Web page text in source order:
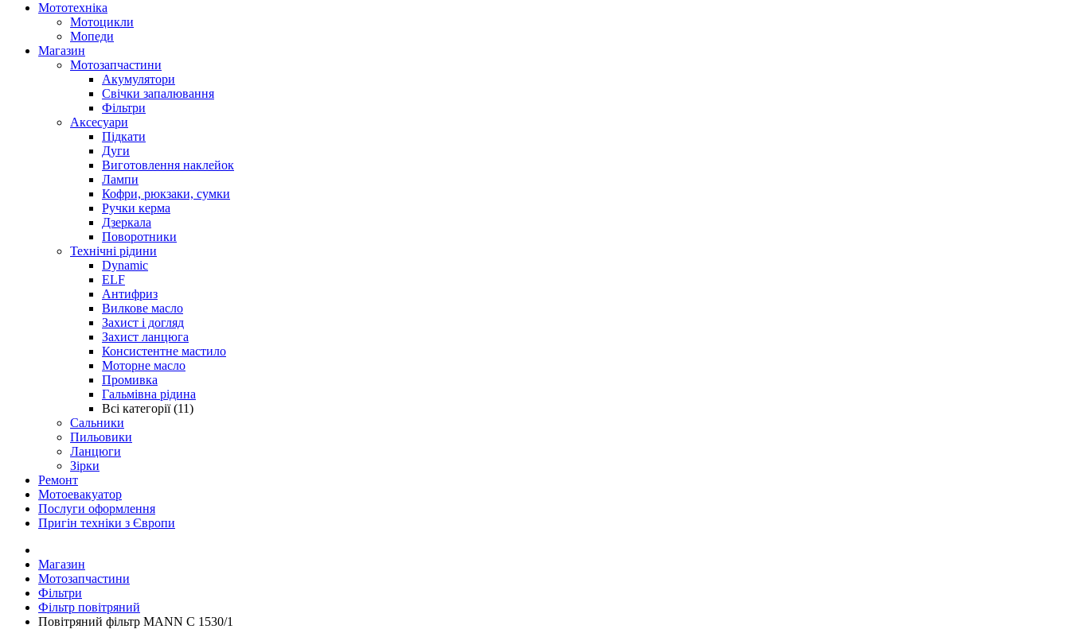
Мототехніка
Мотоцикли
Мопеди
Магазин
Мотозапчастини
Акумулятори
Свічки запалювання
Фільтри
Аксесуари
Підкати
Дуги
Виготовлення наклейок
Лампи
Кофри, рюкзаки, сумки
Ручки керма
Дзеркала
Поворотники
Технічні рідини
Dynamic
ELF
Антифриз
Вилкове масло
Захист і догляд
Захист ланцюга
Консистентне мастило
Моторне масло
Промивка
Гальмівна рідина
Всі категорії (11)
Сальники
Пильовики
Ланцюги
Зірки
Ремонт
Мотоевакуатор
Послуги оформлення
Пригін техніки з Європи
Магазин
Мотозапчастини
Фільтри
Фільтр повітряний
Повітряний фільтр MANN C 1530/1